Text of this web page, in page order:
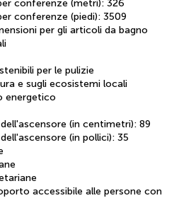
conferenze (metri): 326
conferenze (piedi): 3509
per gli articoli da bagno
per le pulizie
e sugli ecosistemi locali
energetico
(in centimetri): 89
(in pollici): 35
accessibile alle persone con